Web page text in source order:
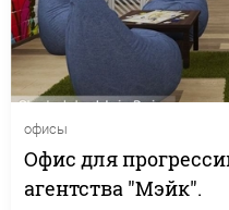
офисы
Офис для
агентства "Мэйк".